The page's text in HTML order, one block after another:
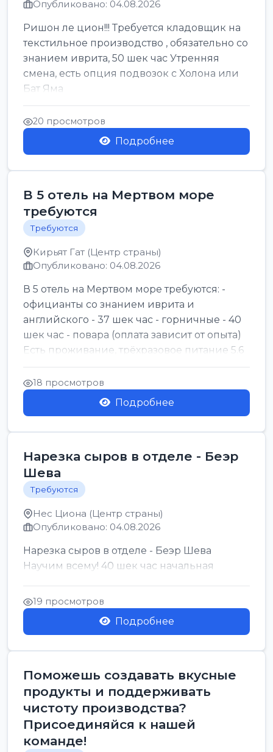
Опубликовано: 04.08.2026
Ришон ле цион!!! Требуется кладовщик на
текстильное производство , обязательно со
знанием иврита, 50 шек час Утренняя
смена, есть опция подвозок с Холона или
Бат Яма
20 просмотров
Подробнее
В 5 отель на Мертвом море
требуются
Требуются
Кирьят Гат (Центр страны)
Опубликовано: 04.08.2026
В 5 отель на Мертвом море требуются: -
официанты со знанием иврита и
английского - 37 шек час - горничные - 40
шек час - повара (оплата зависит от опыта)
Есть проживание, трёхразовое питание 5.6
шек в...
18 просмотров
Подробнее
Нарезка сыров в отделе - Беэр
Шева
Требуются
Нес Циона (Центр страны)
Опубликовано: 04.08.2026
Нарезка сыров в отделе - Беэр Шева
Научим всему! 40 шек час начальная
19 просмотров
Подробнее
Поможешь создавать вкусные
продукты и поддерживать
чистоту производства?
Присоединяйся к нашей
команде!